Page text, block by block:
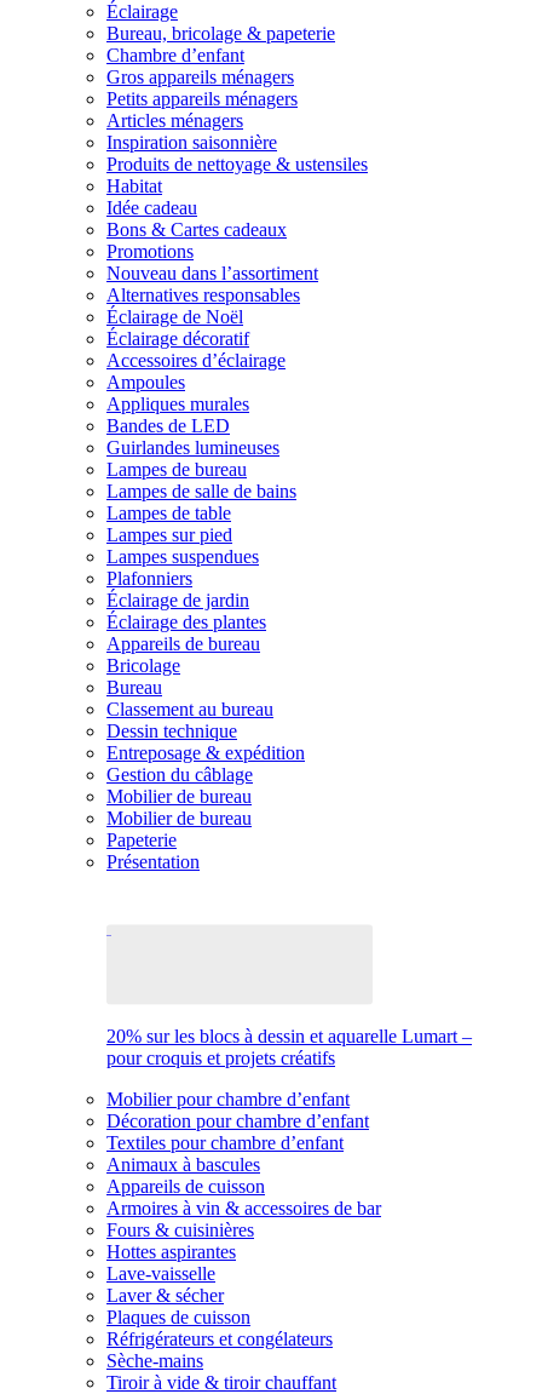
Éclairage
Bureau, bricolage & papeterie
Chambre d’enfant
Gros appareils ménagers
Petits appareils ménagers
Articles ménagers
Inspiration saisonnière
Produits de nettoyage & ustensiles
Habitat
Idée cadeau
Bons & Cartes cadeaux
Promotions
Nouveau dans l’assortiment
Alternatives responsables
Éclairage de Noël
Éclairage décoratif
Accessoires d’éclairage
Ampoules
Appliques murales
Bandes de LED
Guirlandes lumineuses
Lampes de bureau
Lampes de salle de bains
Lampes de table
Lampes sur pied
Lampes suspendues
Plafonniers
Éclairage de jardin
Éclairage des plantes
Appareils de bureau
Bricolage
Bureau
Classement au bureau
Dessin technique
Entreposage & expédition
Gestion du câblage
Mobilier de bureau
Mobilier de bureau
Papeterie
Présentation
20% sur les blocs à dessin et aquarelle Lumart –
pour croquis et projets créatifs
Mobilier pour chambre d’enfant
Décoration pour chambre d’enfant
Textiles pour chambre d’enfant
Animaux à bascules
Appareils de cuisson
Armoires à vin & accessoires de bar
Fours & cuisinières
Hottes aspirantes
Lave-vaisselle
Laver & sécher
Plaques de cuisson
Réfrigérateurs et congélateurs
Sèche-mains
Tiroir à vide & tiroir chauffant